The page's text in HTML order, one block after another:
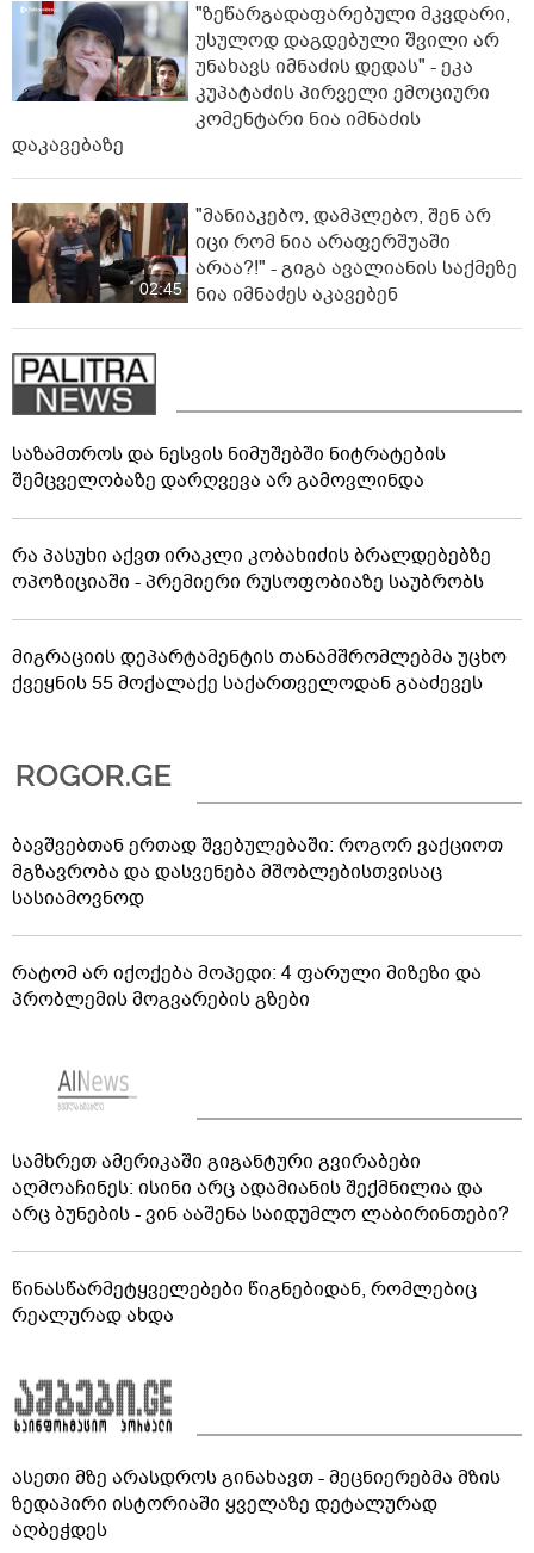
"ზეწარგადაფარებული მკვდარი,
უსულოდ დაგდებული შვილი არ
უნახავს იმნაძის დედას" - ეკა
კუპატაძის პირველი ემოციური
კომენტარი ნია იმნაძის
დაკავებაზე
02:45
"მანიაკებო, დამპლებო, შენ არ
იცი რომ ნია არაფერშუაში
არაა?!" - გიგა ავალიანის საქმეზე
ნია იმნაძეს აკავებენ
საზამთროს და ნესვის ნიმუშებში ნიტრატების
შემცველობაზე დარღვევა არ გამოვლინდა
რა პასუხი აქვთ ირაკლი კობახიძის ბრალდებებზე
ოპოზიციაში - პრემიერი რუსოფობიაზე საუბრობს
მიგრაციის დეპარტამენტის თანამშრომლებმა უცხო
ქვეყნის 55 მოქალაქე საქართველოდან გააძევეს
ბავშვებთან ერთად შვებულებაში: როგორ ვაქციოთ
მგზავრობა და დასვენება მშობლებისთვისაც
სასიამოვნოდ
რატომ არ იქოქება მოპედი: 4 ფარული მიზეზი და
პრობლემის მოგვარების გზები
სამხრეთ ამერიკაში გიგანტური გვირაბები
აღმოაჩინეს: ისინი არც ადამიანის შექმნილია და
არც ბუნების - ვინ ააშენა საიდუმლო ლაბირინთები?
წინასწარმეტყველებები წიგნებიდან, რომლებიც
რეალურად ახდა
ასეთი მზე არასდროს გინახავთ - მეცნიერებმა მზის
ზედაპირი ისტორიაში ყველაზე დეტალურად
აღბეჭდეს